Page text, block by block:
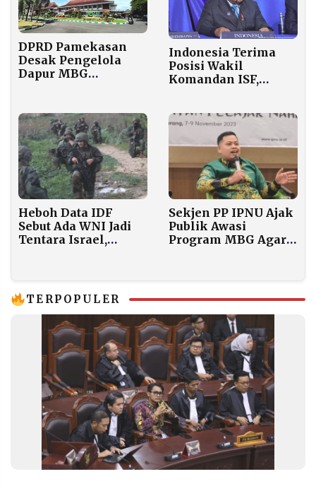
DPRD Pamekasan
Desak Pengelola
Dapur MBG
Jamsostek
Indonesia Terima
Posisi Wakil
Komandan ISF,
Gaza
Heboh Data IDF
Sebut Ada WNI Jadi
Tentara Israel,
Sekjen PP IPNU Ajak
Publik Awasi
Program MBG Agar
TERPOPULER